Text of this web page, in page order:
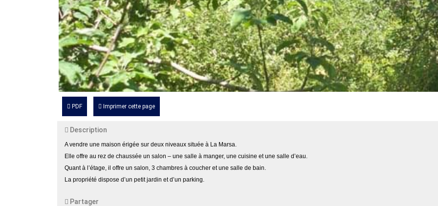
PDF Imprimer cette page
Description
A vendre une maison érigée sur deux niveaux située à La Marsa.
Elle offre au rez de chaussée un salon – une salle à manger, une cuisine et une salle d’eau.
Quant à l’étage, il offre un salon, 3 chambres à coucher et une salle de bain.
La propriété dispose d’un petit jardin et d’un parking.
Partager